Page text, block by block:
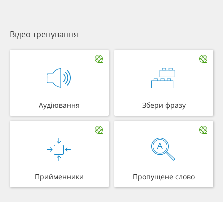
Відео тренування
Аудіювання Збери фразу
Прийменники Пропущене слово